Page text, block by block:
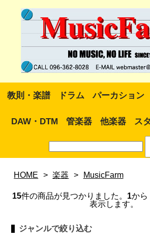
教則・楽譜 ドラム パーカション
DAW・DTM 管楽器 他楽器 ス
HOME > 楽器 > MusicFarm
15件の商品が見つかりました。 1から
表示します。
ジャンルで絞り込む